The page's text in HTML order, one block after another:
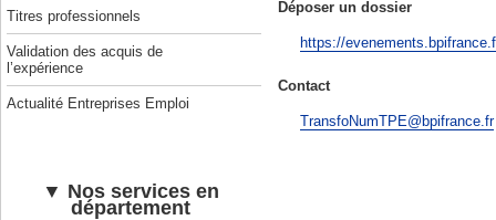
Titres professionnels
Validation des acquis de
l’expérience
Actualité Entreprises Emploi
▼ Nos services en
département
Déposer un dossier
https://
Contact
TransfoNumTPE@bpifrance.fr